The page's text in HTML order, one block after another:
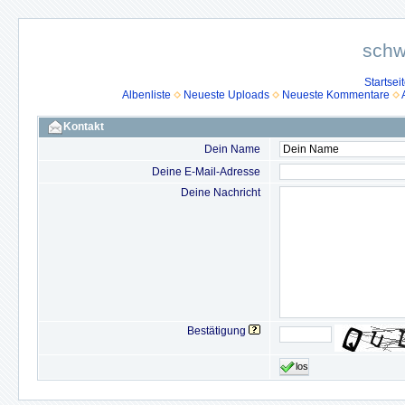
Albenliste
Neueste Uploads Neueste Kommentare
Kontakt
Dein Name
Deine E-Mail-Adresse
Deine Nachricht
Bestätigung
los